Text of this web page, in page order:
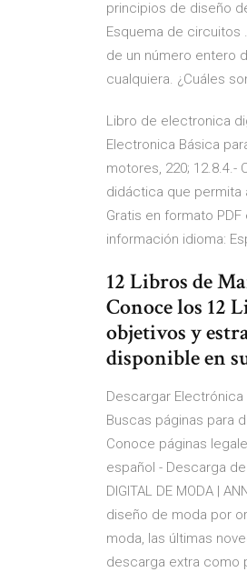
principios de diseño
Esquema de circuitos
de un número entero
cualquiera. ¿Cuáles
Libro de electronica
Electronica Básica
motores, 220; 12.8.4.-
didáctica que permita
Gratis en formato
información idioma:
12 Libros de
Conoce los 12
objetivos y
disponible en
Descargar Electrónica
Buscas páginas para
Conoce páginas
español - Descarga
DIGITAL DE MODA |
diseño de moda por
moda, las últimas
descarga extra como